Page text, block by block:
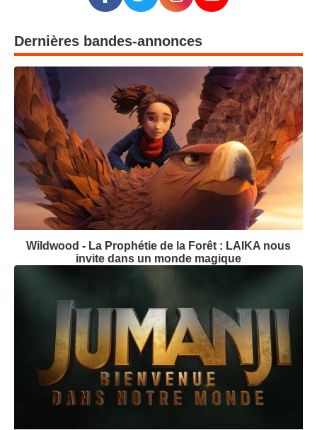
Dernières bandes-annonces
Wildwood - La Prophétie de la Forêt : LAIKA nous
invite dans un monde magique